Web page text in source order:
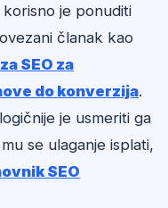
je ponuditi
članak kao
SEO za
do konverzija.
je usmeriti ga
se ulaganje isplati,
SEO